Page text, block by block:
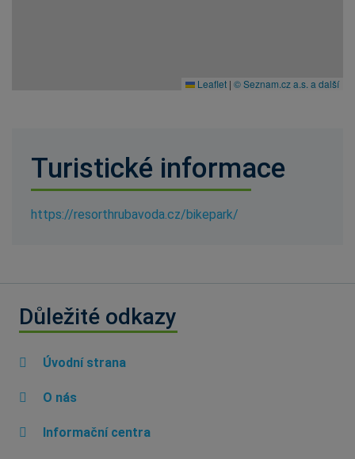
Leaflet | © Seznam.cz a.s. a další
Turistické informace
https://resorthrubavoda.cz/bikepark/
Důležité odkazy
Úvodní strana
O nás
Informační centra